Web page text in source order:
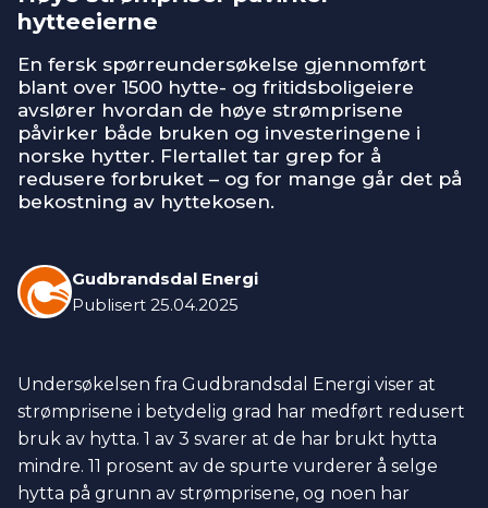
hytteeierne
En fersk spørreundersøkelse gjennomført
blant over 1500 hytte- og fritidsboligeiere
avslører hvordan de høye strømprisene
påvirker både bruken og investeringene i
norske hytter. Flertallet tar grep for å
redusere forbruket – og for mange går det på
bekostning av hyttekosen.
Gudbrandsdal Energi
Publisert 25.04.2025
Undersøkelsen fra Gudbrandsdal Energi viser at
strømprisene i betydelig grad har medført redusert
bruk av hytta. 1 av 3 svarer at de har brukt hytta
mindre. 11 prosent av de spurte vurderer å selge
hytta på grunn av strømprisene, og noen har